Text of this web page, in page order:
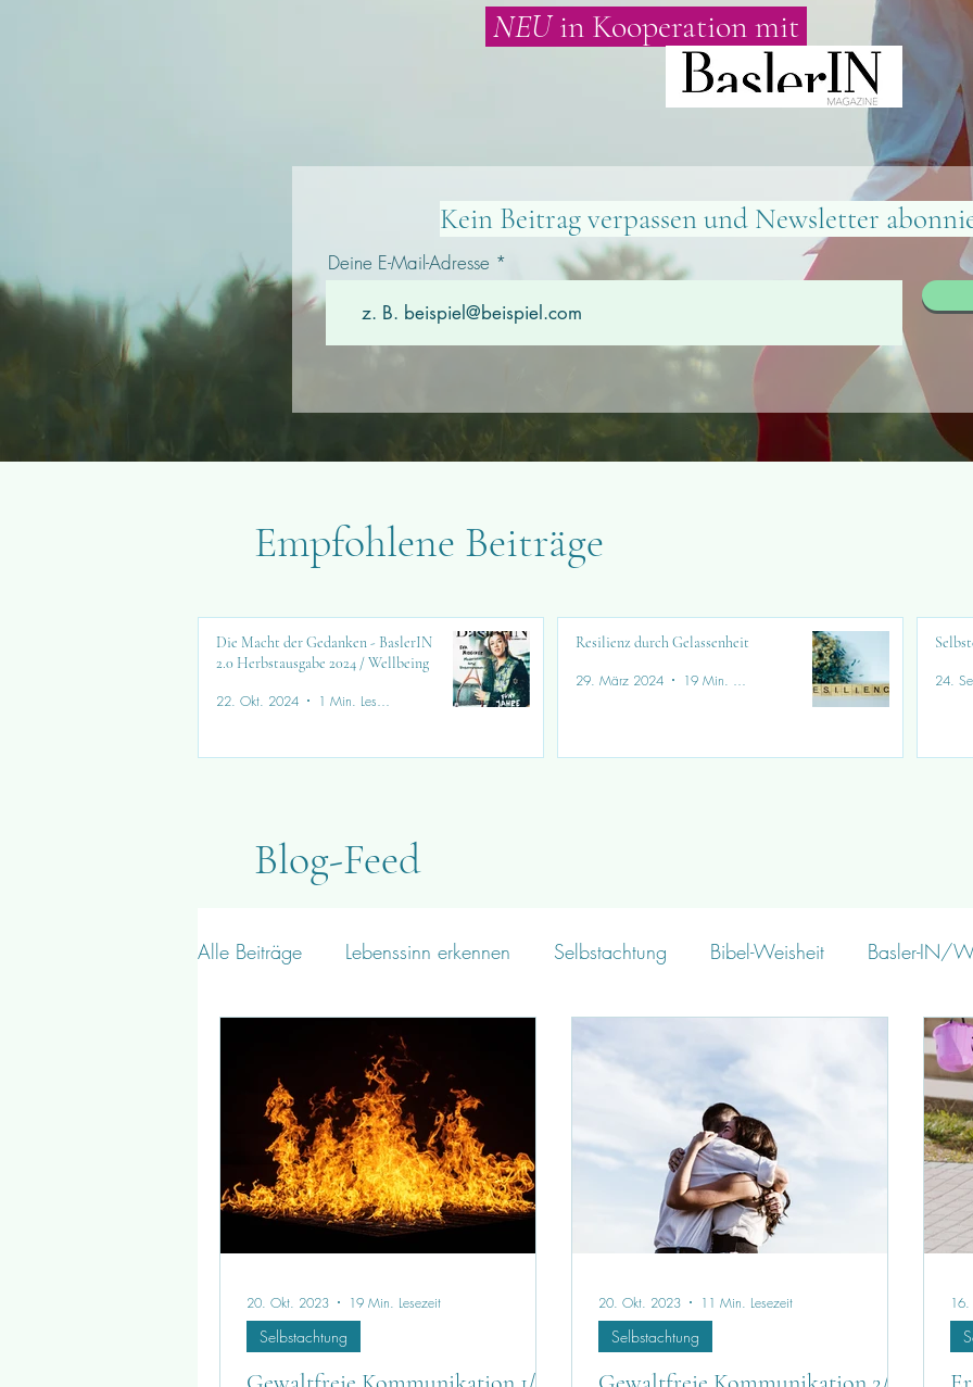
NEUin Kooperation mit
Kein Beitrag verpassen und Newsletter
Deine E-Mail-Adresse
Empfohlene Beiträge
Die Macht der Gedanken - BaslerIN
2.0 Herbstausgabe 2024 / Wellbeing
22. Okt. 2024 1 Min. Lesezeit
Resilienz durch Gelassenheit
29. März 2024 19 Min. Lesezeit 24.
Blog-Feed
Alle Beiträge Lebenssinn erkennen Selbstachtung Bibel-Weisheit Basler-IN/
Selbstachtung
20. Okt. 2023 19 Min. Lesezeit
Selbstachtung
20. Okt. 2023 11 Min. Lesezeit